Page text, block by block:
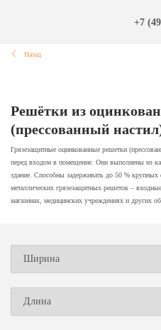
+7
Назад
Решётки из
(прессованный
Грязезащитные оцинкованные решетки
перед входом в помещение. Они выполнены из
здание. Способны задерживать до 50 %
металлических грязезащитных решеток –
магазинах, медицинских учреждениях и других